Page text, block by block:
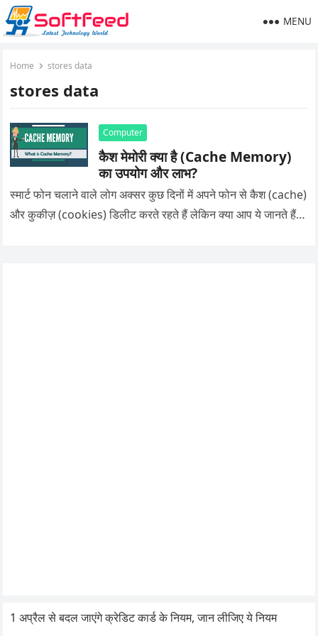
MENU
Home stores data
stores data
Computer
कैश मेमोरी क्या है (Cache Memory)
का उपयोग और लाभ?
स्मार्ट फोन चलाने वाले लोग अक्सर कुछ दिनों में अपने फोन से कैश (cache)
और कुकीज़ (cookies) डिलीट करते रहते हैं लेकिन क्या आप ये जानते हैं…
1 अप्रैल से बदल जाएंगे क्रेडिट कार्ड के नियम, जान लीजिए ये नियम